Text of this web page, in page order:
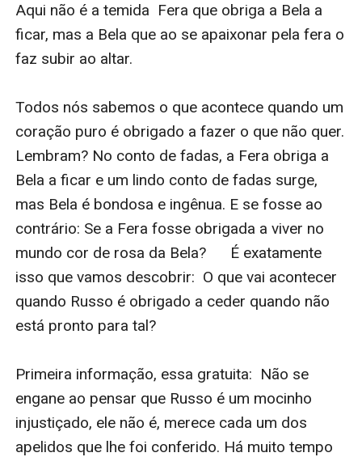
Aqui não é a temida  Fera que obriga a Bela a
ficar, mas a Bela que ao se apaixonar pela fera o
faz subir ao altar.
Todos nós sabemos o que acontece quando um
coração puro é obrigado a fazer o que não quer.
Lembram? No conto de fadas, a Fera obriga a
Bela a ficar e um lindo conto de fadas surge,
mas Bela é bondosa e ingênua. E se fosse ao
contrário: Se a Fera fosse obrigada a viver no
mundo cor de rosa da Bela?      É exatamente
isso que vamos descobrir:  O que vai acontecer
quando Russo é obrigado a ceder quando não
está pronto para tal?
Primeira informação, essa gratuita:  Não se
engane ao pensar que Russo é um mocinho
injustiçado, ele não é, merece cada um dos
apelidos que lhe foi conferido. Há muito tempo